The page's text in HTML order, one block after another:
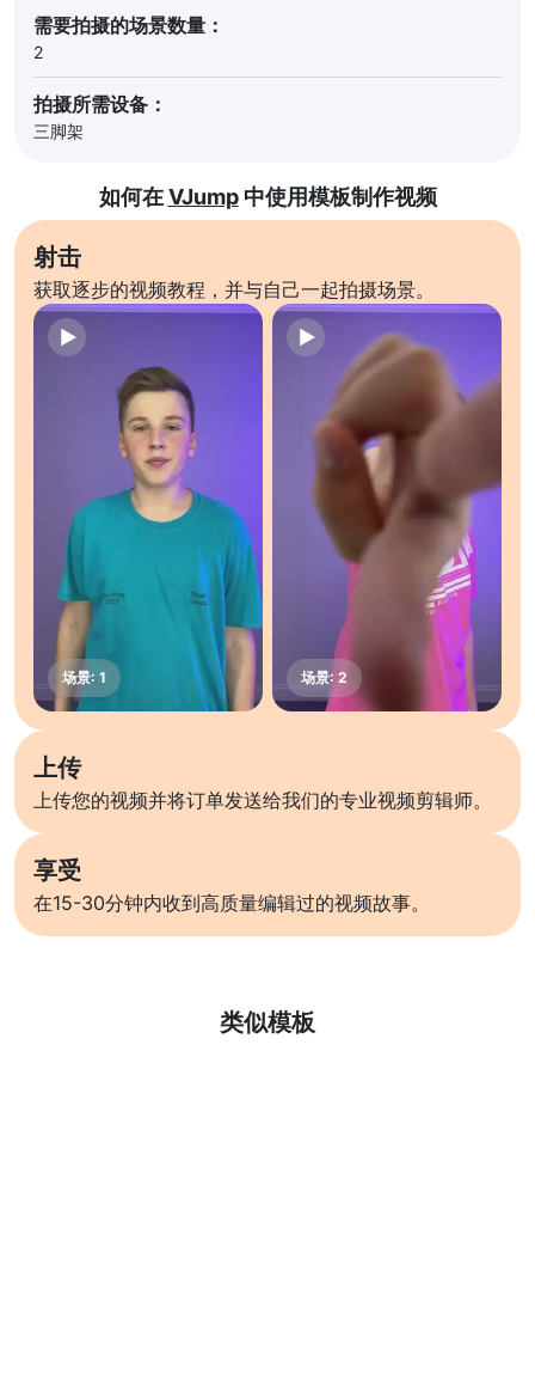
需要拍摄的场景数量：
2
拍摄所需设备：
三脚架
如何在VJump中使用模板制作视频
射击
获取逐步的视频教程，并与自己一起拍摄场景。
上传
上传您的视频并将订单发送给我们的专业视频剪辑师。
享受
在15-30分钟内收到高质量编辑过的视频故事。
类似模板
了解更多